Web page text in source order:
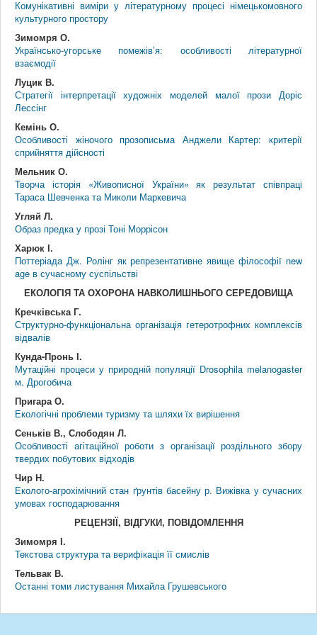
Комунікативні виміри у літературному процесі німецькомовного
культурного простору
Зимомря О.
Українсько-угорське помежів’я: особливості літературної
взаємодії
Луцик В.
Стратегії інтерпретації художніх моделей малої прози Доріс
Лессінг
Кемінь О.
Особливості жіночого прозописьма Анджели Картер: критерії
сприйняття дійсності
Мельник О.
Творча історія «Живописної України» як результат співпраці
Тараса Шевченка та Миколи Маркевича
Угляй Л.
Образ предка у прозі Тоні Моррісон
Харюк І.
Поттеріада Дж. Ролінг як репрезентативне явище філософії new
age в сучасному суспільстві
ЕКОЛОГІЯ ТА ОХОРОНА НАВКОЛИШНЬОГО СЕРЕДОВИЩА
Кречківська Г.
Структурно-функціональна організація гетеротрофних комплексів
відвалів
Кунда-Пронь І.
Мутаційні процеси у природній популяції Drosophila melanogaster
м. Дрогобича
Пригара О.
Екологічні проблеми туризму та шляхи їх вирішення
Сеньків В., Слободян Л.
Особливості агітаційної роботи з організації роздільного збору
твердих побутових відходів
Чир Н.
Еколого-агрохімічний стан ґрунтів басейну р. Вижівка у сучасних
умовах господарювання
РЕЦЕНЗІЇ, ВІДГУКИ, ПОВІДОМЛЕННЯ
Зимомря І.
Текстова структура та верифікація її смислів
Тельвак В.
Останні томи листування Михайла Грушевського